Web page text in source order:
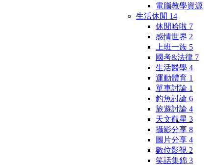
電腦教學資源
生活休閒 14
休閒哈啦 7
感情世界 2
上班一族 5
國考&法律 7
生活醫學 4
運動體育 1
單車討論 1
釣魚討論 6
旅遊討論 4
天文觀星 3
攝影分享 8
圖片分享 4
數位影視 2
笑話集錦 3